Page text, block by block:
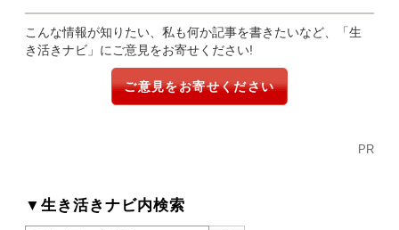
こんな情報が知りたい、私も何か記事を書きたいなど、「生
き活きナビ」にご意見をお寄せください!
ご意見をお寄せください
PR
▼生き活きナビ内検索